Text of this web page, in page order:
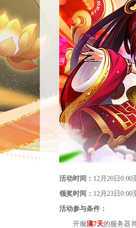
活动时间： 12月20日0:00
领奖时间： 12月23日0:00
活动参与条件：
开服满7天的服务器